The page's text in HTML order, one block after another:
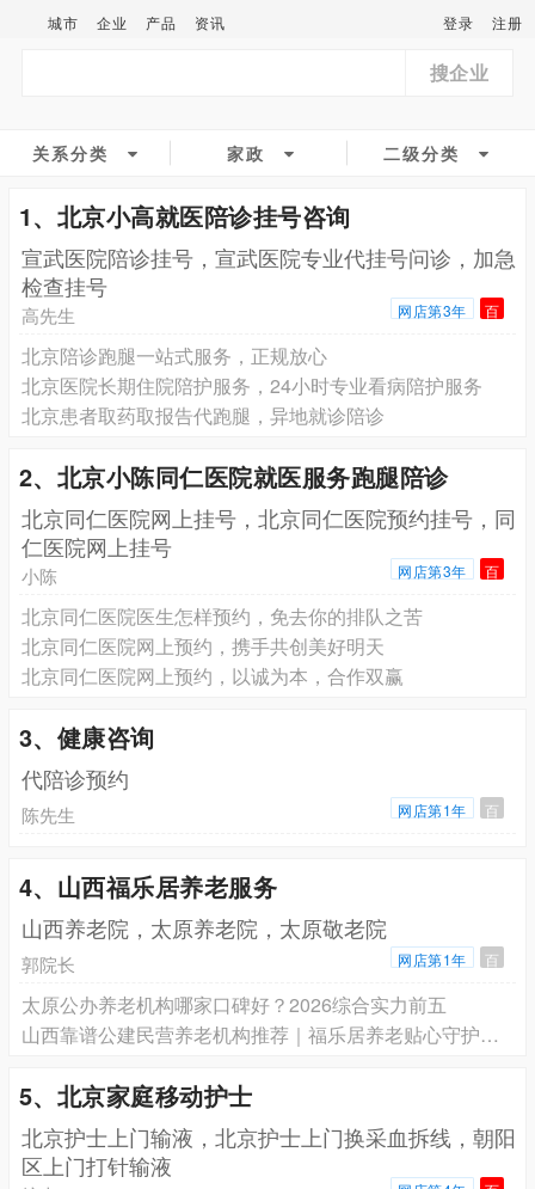
城市 企业 产品 资讯 登录 注册
搜企业
关系分类 家政 二级分类
1、北京小高就医陪诊挂号咨询
宣武医院陪诊挂号，宣武医院专业代挂号问诊，加急
检查挂号
高先生 网店第3年 百
北京陪诊跑腿一站式服务，正规放心
北京医院长期住院陪护服务，24小时专业看病陪护服务
北京患者取药取报告代跑腿，异地就诊陪诊
2、北京小陈同仁医院就医服务跑腿陪诊
北京同仁医院网上挂号，北京同仁医院预约挂号，同
仁医院网上挂号
小陈 网店第3年 百
北京同仁医院医生怎样预约，免去你的排队之苦
北京同仁医院网上预约，携手共创美好明天
北京同仁医院网上预约，以诚为本，合作双赢
3、健康咨询
代陪诊预约
陈先生 网店第1年 百
4、山西福乐居养老服务
山西养老院，太原养老院，太原敬老院
郭院长 网店第1年 百
太原公办养老机构哪家口碑好？2026综合实力前五
山西靠谱公建民营养老机构推荐｜福乐居养老贴心守护长者晚年
5、北京家庭移动护士
北京护士上门输液，北京护士上门换采血拆线，朝阳
区上门打针输液